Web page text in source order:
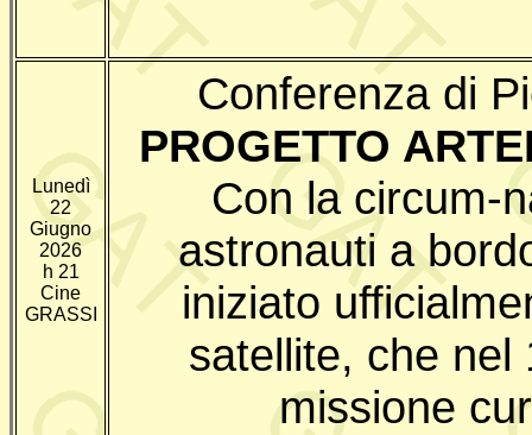
Lunedì
22
Giugno
2026
h 21
Cine
GRASSI
Conferenza di
PROGETTO
Con la circum-
astronauti a
iniziato
satellite, che nel
missione